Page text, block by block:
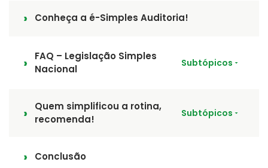
Conheça a é-Simples Auditoria!
FAQ – Legislação Simples
Nacional
Subtópicos
Quem simplificou a rotina,
recomenda!
Subtópicos
Conclusão